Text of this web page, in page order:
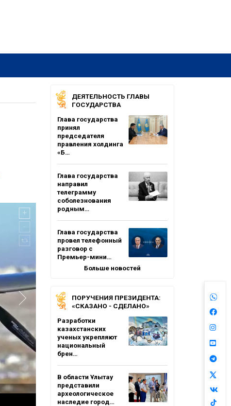
ДЕЯТЕЛЬНОСТЬ ГЛАВЫ
ГОСУДАРСТВА
Глава государства
принял
председателя
правления холдинга
«Б…
Глава государства
направил
телеграмму
соболезнования
родным…
Глава государства
провел телефонный
разговор с
Премьер-мини…
Больше новостей
ПОРУЧЕНИЯ ПРЕЗИДЕНТА:
«СКАЗАНО - СДЕЛАНО»
Разработки
казахстанских
ученых укрепляют
национальный
брен…
В области Ұлытау
представили
археологическое
наследие город…